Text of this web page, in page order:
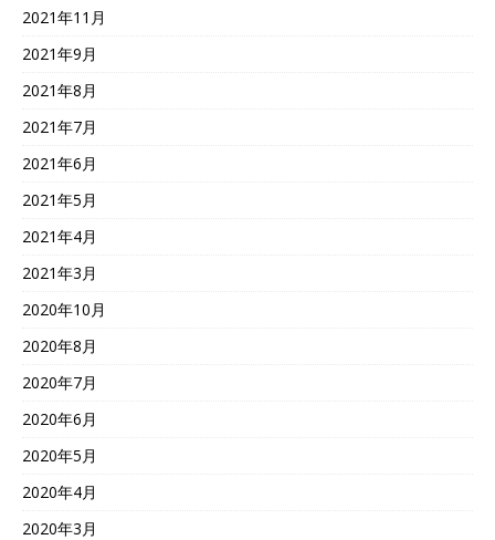
2021年11月
2021年9月
2021年8月
2021年7月
2021年6月
2021年5月
2021年4月
2021年3月
2020年10月
2020年8月
2020年7月
2020年6月
2020年5月
2020年4月
2020年3月